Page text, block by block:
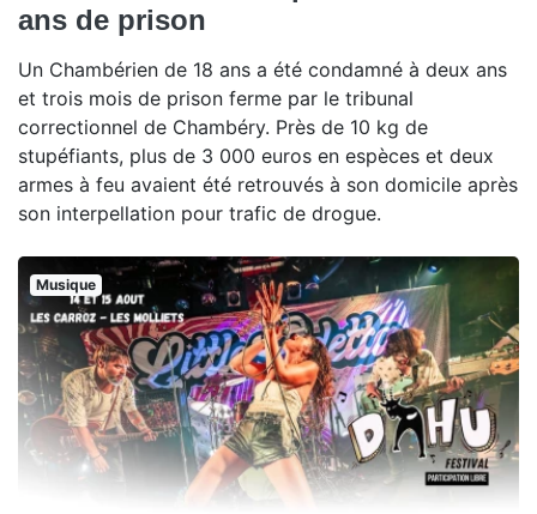
ans de prison
Un Chambérien de 18 ans a été condamné à deux ans
et trois mois de prison ferme par le tribunal
correctionnel de Chambéry. Près de 10 kg de
stupéfiants, plus de 3 000 euros en espèces et deux
armes à feu avaient été retrouvés à son domicile après
son interpellation pour trafic de drogue.
Musique